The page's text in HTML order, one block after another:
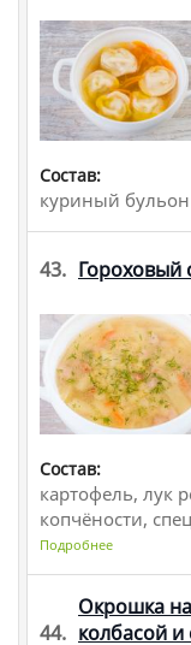
Состав:
куриный
43. Гороховый
Состав:
картофель, лук
копчёности,
Подробнее
44.
Окрошка
колбасой